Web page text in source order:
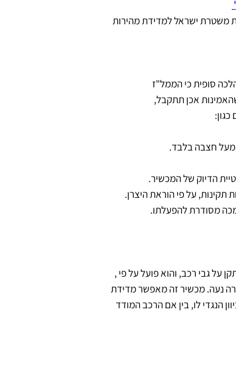
ישראל למדידת מהירות
סופית כי הממל"ז
אכן תתקבל,
על גבי רכב, והוא פועל על פי ,
נעה. מכשיר זה מאפשר מדידת
הנגדי לו, בין אם הרכב המודד